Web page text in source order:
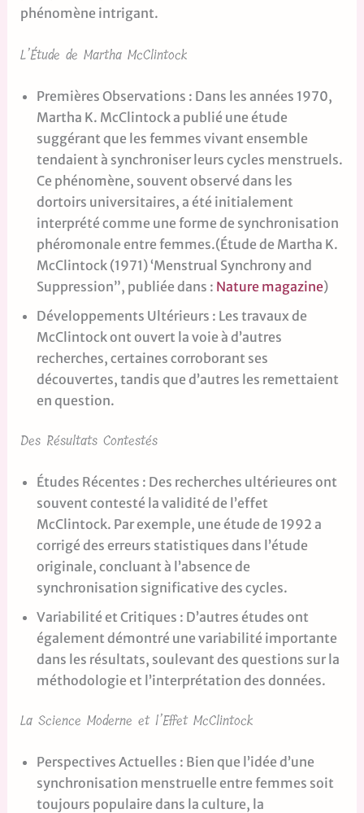
phénomène intrigant.
L’Étude de Martha McClintock
Premières Observations : Dans les années 1970,
Martha K. McClintock a publié une étude
suggérant que les femmes vivant ensemble
tendaient à synchroniser leurs cycles menstruels.
Ce phénomène, souvent observé dans les
dortoirs universitaires, a été initialement
interprété comme une forme de synchronisation
phéromonale entre femmes.(Étude de Martha K.
McClintock (1971) ‘Menstrual Synchrony and
Suppression”, publiée dans : Nature magazine)
Développements Ultérieurs : Les travaux de
McClintock ont ouvert la voie à d’autres
recherches, certaines corroborant ses
découvertes, tandis que d’autres les remettaient
en question.
Des Résultats Contestés
Études Récentes : Des recherches ultérieures ont
souvent contesté la validité de l’effet
McClintock. Par exemple, une étude de 1992 a
corrigé des erreurs statistiques dans l’étude
originale, concluant à l’absence de
synchronisation significative des cycles.
Variabilité et Critiques : D’autres études ont
également démontré une variabilité importante
dans les résultats, soulevant des questions sur la
méthodologie et l’interprétation des données.
La Science Moderne et l’Effet McClintock
Perspectives Actuelles : Bien que l’idée d’une
synchronisation menstruelle entre femmes soit
toujours populaire dans la culture, la